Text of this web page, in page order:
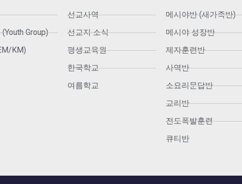
Group)
KM)
선교사역
선교지 소식
평생교육원
한국학교
여름학교
메시야반 (새가족반)
메시야 성장반
제자훈련반
사역반
소요리문답반
교리반
전도폭발훈련
큐티반